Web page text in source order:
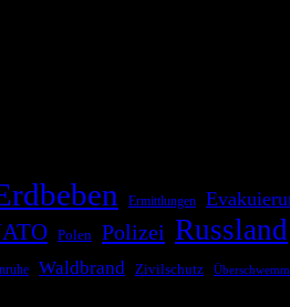
Ermittlungen
Polen Polizei Russland
Waldbrand Zivilschutz